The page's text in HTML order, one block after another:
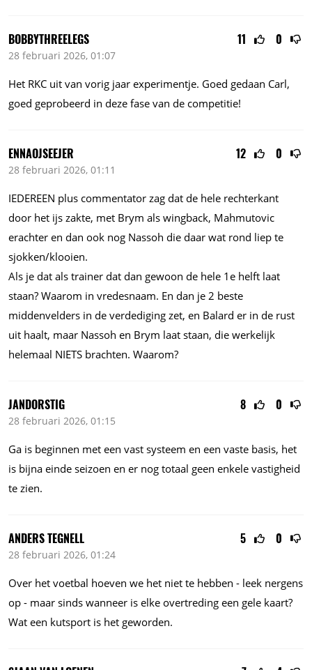
11 0
BOBBYTHREELEGS
28 februari 2026, 01:07
Het RKC uit van vorig jaar experimentje. Goed gedaan Carl,
goed geprobeerd in deze fase van de competitie!
12 0
ENNAOJSEEJER
28 februari 2026, 01:11
IEDEREEN plus commentator zag dat de hele rechterkant
door het ijs zakte, met Brym als wingback, Mahmutovic
erachter en dan ook nog Nassoh die daar wat rond liep te
sjokken/klooien.
Als je dat als trainer dat dan gewoon de hele 1e helft laat
staan? Waarom in vredesnaam. En dan je 2 beste
middenvelders in de verdediging zet, en Balard er in de rust
uit haalt, maar Nassoh en Brym laat staan, die werkelijk
helemaal NIETS brachten. Waarom?
8 0
JANDORSTIG
28 februari 2026, 01:15
Ga is beginnen met een vast systeem en een vaste basis, het
is bijna einde seizoen en er nog totaal geen enkele vastigheid
te zien.
5 0
ANDERS TEGNELL
28 februari 2026, 01:24
Over het voetbal hoeven we het niet te hebben - leek nergens
op - maar sinds wanneer is elke overtreding een gele kaart?
Wat een kutsport is het geworden.